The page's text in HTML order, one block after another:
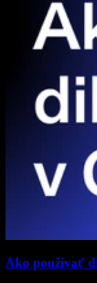
Ako používať